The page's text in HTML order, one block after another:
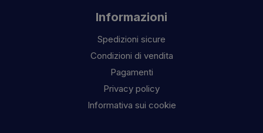
Informazioni
Spedizioni sicure
Condizioni di vendita
Pagamenti
Privacy policy
Informativa sui cookie